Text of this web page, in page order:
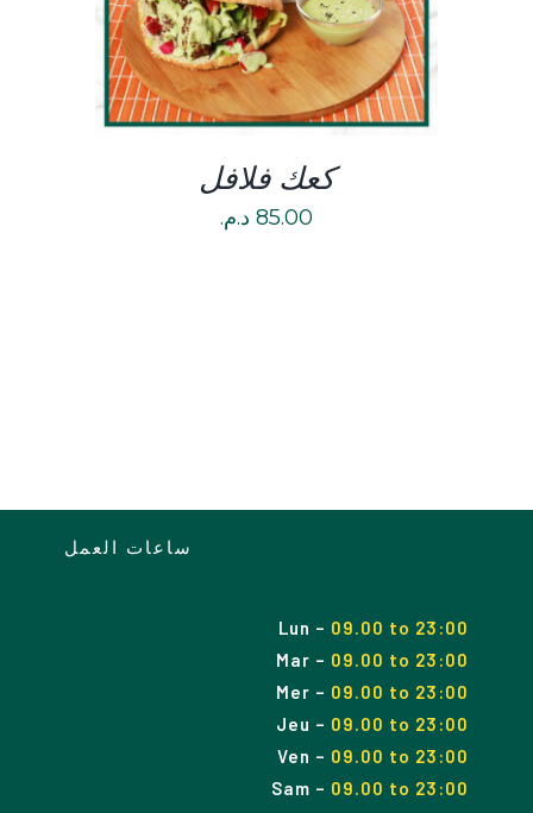
كعك فلافل
85.00 د.م.
ساعات العمل
Lun – 09.00 to 23:00
Mar – 09.00 to 23:00
Mer – 09.00 to 23:00
Jeu – 09.00 to 23:00
Ven – 09.00 to 23:00
Sam – 09.00 to 23:00